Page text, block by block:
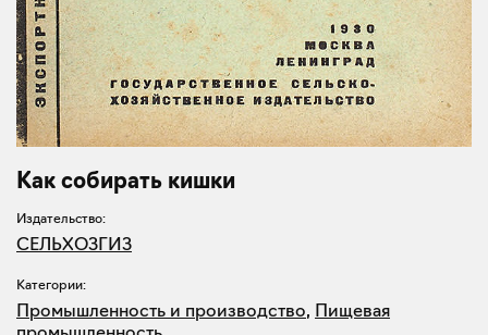
Как собирать кишки
Издательство:
СЕЛЬХОЗГИЗ
Категории:
Промышленность и производство, Пищевая